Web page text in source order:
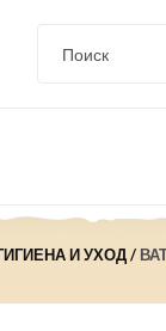
И УХОД